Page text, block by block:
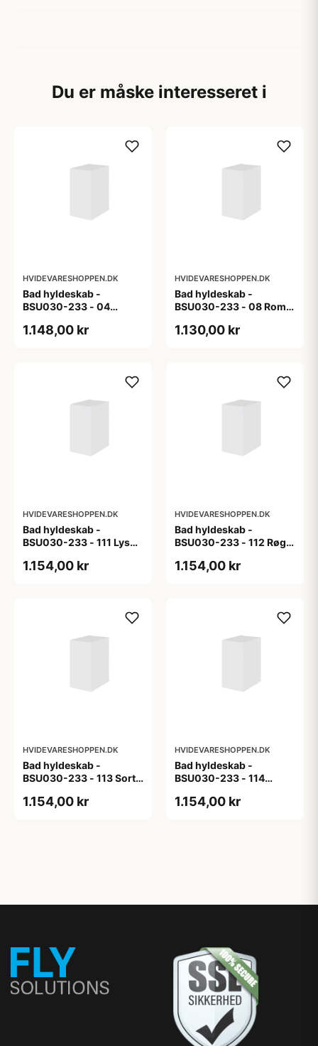
Du er måske interesseret i
HVIDEVARESHOPPEN.DK
Bad hyldeskab -
BSU030-233 - 04
1.148,00 kr
HVIDEVARESHOPPEN.DK
Bad hyldeskab -
BSU030-233 - 08 Roma
1.130,00 kr
HVIDEVARESHOPPEN.DK
Bad hyldeskab -
BSU030-233 - 111 Lys
1.154,00 kr
HVIDEVARESHOPPEN.DK
Bad hyldeskab -
BSU030-233 - 112 Røget
1.154,00 kr
HVIDEVARESHOPPEN.DK
Bad hyldeskab -
BSU030-233 - 113 Sort
1.154,00 kr
HVIDEVARESHOPPEN.DK
Bad hyldeskab -
BSU030-233 - 114
m/eg ABS-kant
1.154,00 kr